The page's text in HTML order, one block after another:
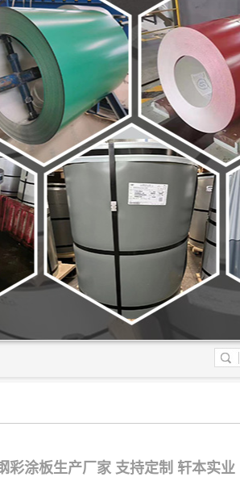
彩涂板生产厂家 支持定制 轩本实业